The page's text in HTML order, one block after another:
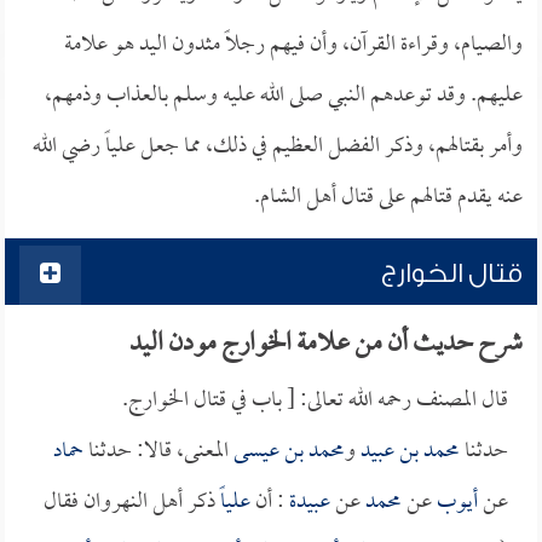
والصيام، وقراءة القرآن، وأن فيهم رجلاً مثدون اليد هو علامة
عليهم. وقد توعدهم النبي صلى الله عليه وسلم بالعذاب وذمهم،
وأمر بقتالهم، وذكر الفضل العظيم في ذلك، مما جعل علياً رضي الله
عنه يقدم قتالهم على قتال أهل الشام.
قتال الخوارج
شرح حديث أن من علامة الخوارج مودن اليد
قال المصنف رحمه الله تعالى: [ باب في قتال الخوارج.
حدثنامحمد بن عبيدومحمد بن عيسىالمعنى، قالا: حدثناحماد
عنأيوبعنمحمدعنعبيدة: أنعلياًذكر أهل النهروان فقال